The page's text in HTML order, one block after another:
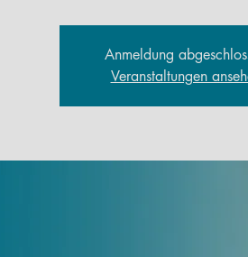
Anmeldung
Veranstaltungen